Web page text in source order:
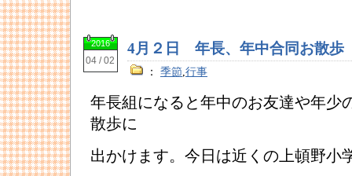
2016
04 / 02
4月２日 年長、年中合同お散歩
： 季節,行事
年長組になると年中のお友達や年少
散歩に
出かけます。今日は近くの上頓野小